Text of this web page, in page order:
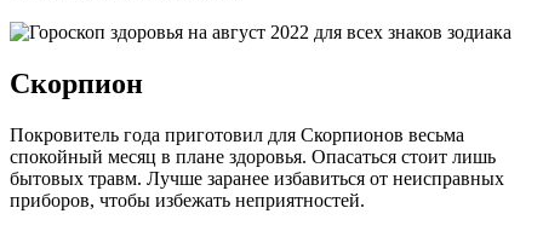
Скорпион
Покровитель года приготовил для Скорпионов весьма
спокойный месяц в плане здоровья. Опасаться стоит лишь
бытовых травм. Лучше заранее избавиться от неисправных
приборов, чтобы избежать неприятностей.